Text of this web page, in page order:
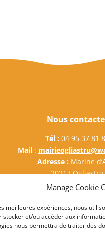
Manage Cookie
meilleures expériences, nous
stocker et/ou accéder aux
nous permettra de traiter des
Nous
Tél : 04 95 37 81
Mail :
Adresse : Marine
20217 Ogliastru